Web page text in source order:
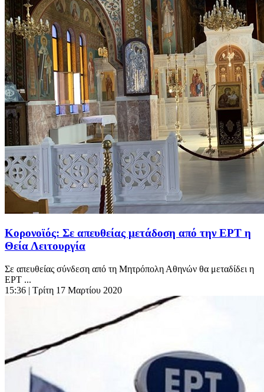
Κορονοϊός: Σε απευθείας μετάδοση από την ΕΡΤ η
Θεία Λειτουργία
Σε απευθείας σύνδεση από τη Μητρόπολη Αθηνών θα μεταδίδει η
ΕΡΤ ...
15:36 | Τρίτη 17 Μαρτίου 2020